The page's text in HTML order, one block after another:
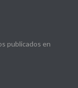
publicados en